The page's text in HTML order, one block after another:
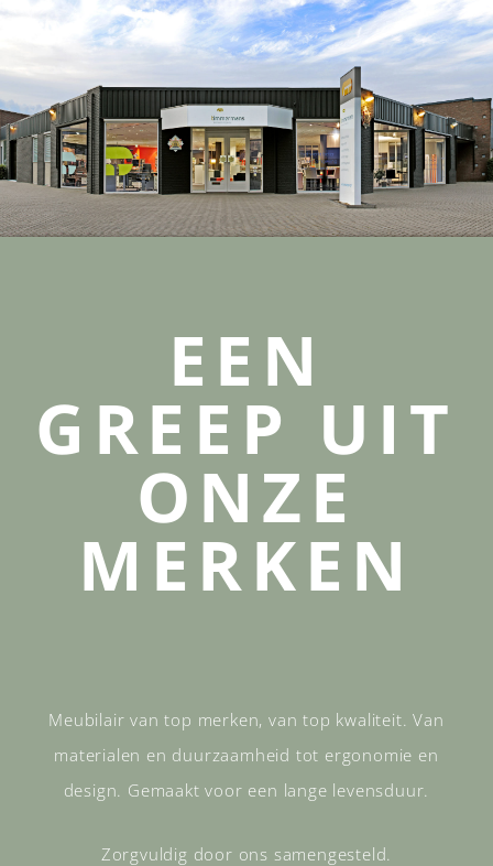
EEN
GREEP UIT
ONZE
MERKEN
Meubilair van top merken, van top kwaliteit. Van
materialen en duurzaamheid tot ergonomie en
design. Gemaakt voor een lange levensduur.
Zorgvuldig door ons samengesteld.